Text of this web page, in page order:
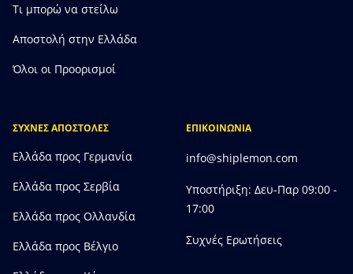
Τι μπορώ να στείλω
Αποστολή στην Ελλάδα
Όλοι οι Προορισμοί
ΣΥΧΝΕΣ ΑΠΟΣΤΟΛΕΣ
Ελλάδα προς Γερμανία
Ελλάδα προς Σερβία
Ελλάδα προς Ολλανδία
Ελλάδα προς Bέλγιο
ΕΠΙΚΟΙΝΩΝΙΑ
info@shiplemon.com
Υποστήριξη: Δευ-Παρ 09:00 -
17:00
Συχνές Ερωτήσεις